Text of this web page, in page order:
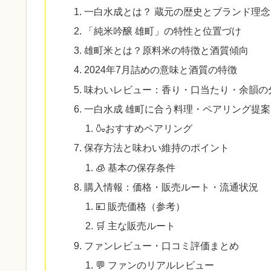
一白水成とは？ 蔵元の歴史とブランド理念
「純米吟醸 雄町」の特性と位置づけ
雄町米とは？原料米の特徴と酒質傾向
2024年7月詰めの意味と酒質の特徴
味わいレビュー：香り・口当たり・余韻の
一白水成 雄町に合う料理・ペアリング提案
🍶おすすめペアリング
保存方法と味わい維持のポイント
🧊 基本の保存条件
購入情報：価格・販売ルート・流通状況
💴 販売価格（参考）
🛒 主な販売ルート
ファンレビュー・口コミ評価まとめ
💬 ファンのリアルレビュー